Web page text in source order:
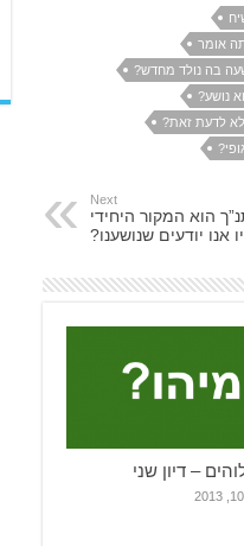
אומר
בה נולד מחדש?
נושע?
לדעת זאת?
Next
הוא המקור היחידי
אנו יודעים שנושענו?
– דיון שני